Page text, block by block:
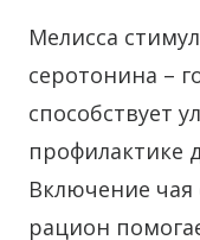
Мелисса
серотонина –
способствует
профилактике
Включение
рацион